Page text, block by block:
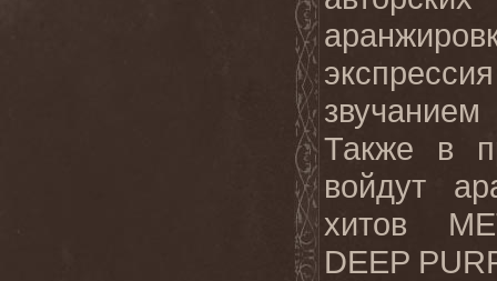
Также в
войдут
хитов
DEEP